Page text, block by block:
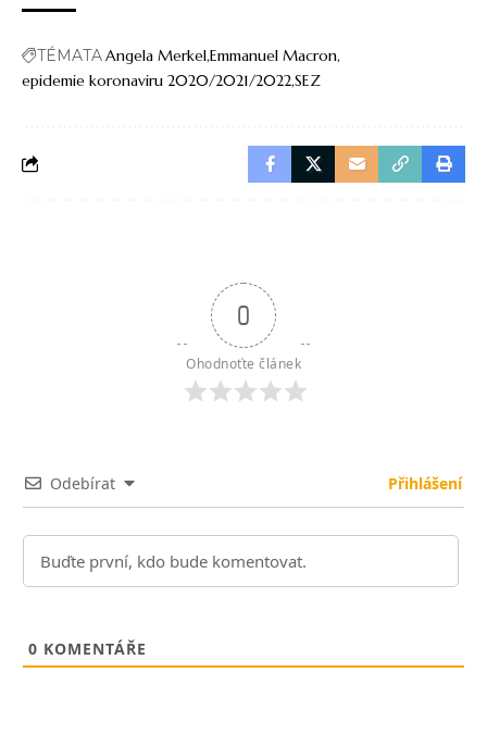
TÉMATAAngela MerkelEmmanuel Macron
epidemie koronaviru 2020/2021/2022SEZ
0
Ohodnoťte článek
Odebírat Přihlášení
0 KOMENTÁŘE